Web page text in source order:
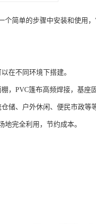
个简单的步骤中安装和使用
在不同环境下搭建。
，PVC篷布高频焊接，基座
储、户外休闲、便民市政等
完全利用，节约成本。